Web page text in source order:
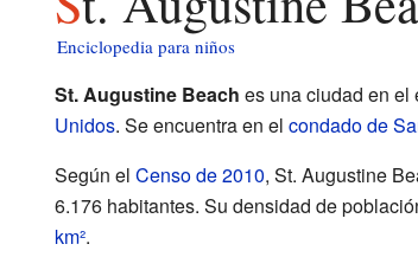
Enciclopedia para niños
St. Augustine Beach es una ciudad en el
Unidos. Se encuentra en el condado de
Según el Censo de 2010, St. Augustine
6.176 habitantes. Su densidad de
km².